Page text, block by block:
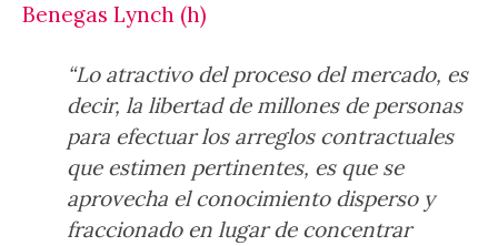
Benegas Lynch (h)
“Lo atractivo del proceso del mercado, es
decir, la libertad de millones de personas
para efectuar los arreglos contractuales
que estimen pertinentes, es que se
aprovecha el conocimiento disperso y
fraccionado en lugar de concentrar